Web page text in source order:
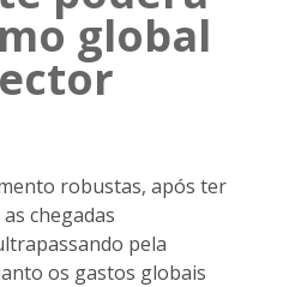
global
robustas, após ter
chegadas
pela
os gastos globais